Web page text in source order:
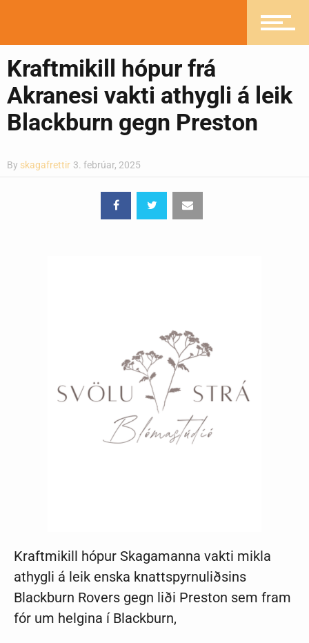
Ljósmyndasafn
Kraftmikill hópur frá
Akranesi vakti athygli á leik
Blackburn gegn Preston
By skagafrettir 3. febrúar, 2025
Kraftmikill hópur Skagamanna vakti mikla
athygli á leik enska knattspyrnuliðsins
Blackburn Rovers gegn liði Preston sem fram
fór um helgina í Blackburn,